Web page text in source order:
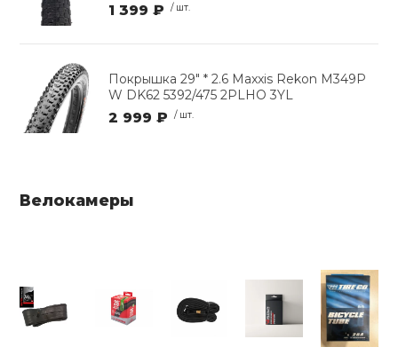
1 399 ₽ / шт.
Покрышка 29" * 2.6 Maxxis Rekon M349P
W DK62 5392/475 2PLHO 3YL
2 999 ₽ / шт.
Велокамеры